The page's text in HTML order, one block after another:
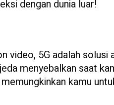
dengan dunia luar!
video, 5G adalah
menyebalkan saat
kamu